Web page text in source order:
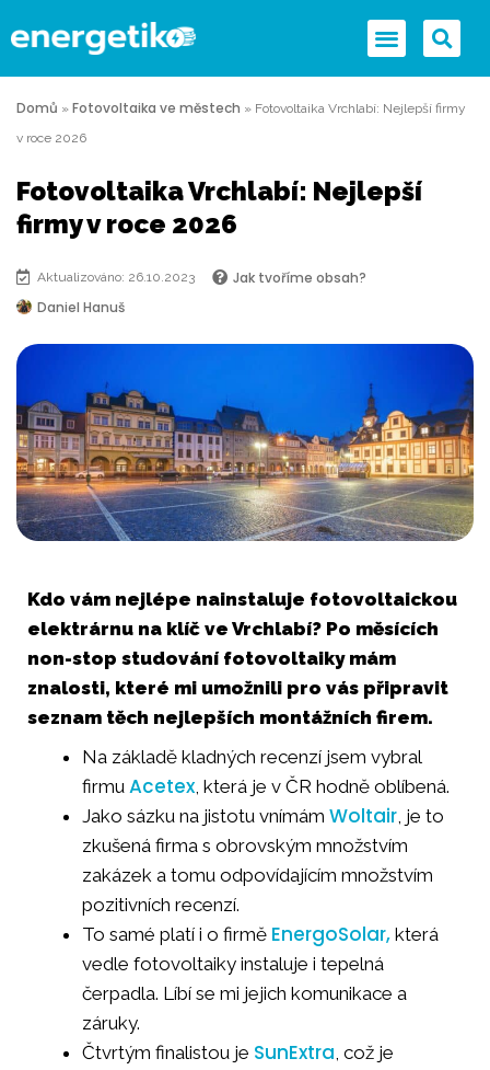
Domů » Fotovoltaika ve městech » Fotovoltaika Vrchlabí: Nejlepší firmy
v roce 2026
Fotovoltaika Vrchlabí: Nejlepší
firmy v roce 2026
Aktualizováno: 26.10.2023
Jak tvoříme obsah?
Daniel Hanuš
Kdo vám nejlépe nainstaluje fotovoltaickou
elektrárnu na klíč ve Vrchlabí? Po měsících
non-stop studování fotovoltaiky mám
znalosti, které mi umožnili pro vás připravit
seznam těch nejlepších montážních firem.
Na základě kladných recenzí jsem vybral
firmu Acetex, která je v ČR hodně oblíbená.
Jako sázku na jistotu vnímám Woltair, je to
zkušená firma s obrovským množstvím
zakázek a tomu odpovídajícím množstvím
pozitivních recenzí.
To samé platí i o firmě EnergoSolar, která
vedle fotovoltaiky instaluje i tepelná
čerpadla. Líbí se mi jejich komunikace a
záruky.
Čtvrtým finalistou je SunExtra, což je